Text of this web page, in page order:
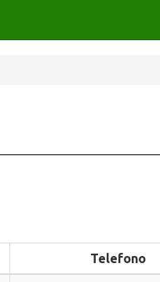
Telefono